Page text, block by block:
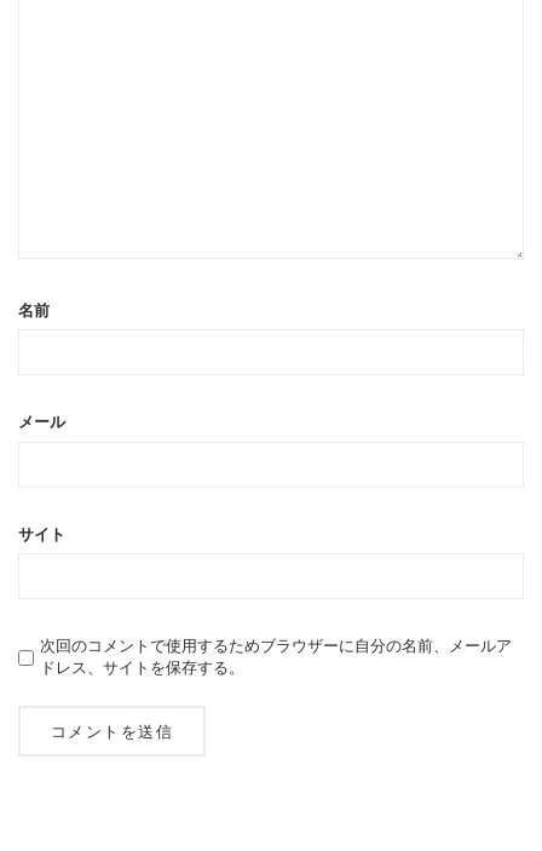
名前
メール
サイト
次回のコメントで使用するためブラウザーに自分の名前、メールア
ドレス、サイトを保存する。